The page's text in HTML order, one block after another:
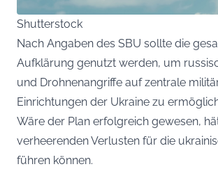
Shutterstock
Nach Angaben des SBU sollte die
Aufklärung genutzt werden, um
und Drohnenangriffe auf zentrale
Einrichtungen der Ukraine zu
Wäre der Plan erfolgreich gewesen,
verheerenden Verlusten für die
führen können.